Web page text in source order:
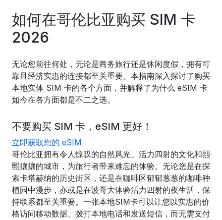
如何在哥伦比亚购买 SIM 卡
2026
无论您前往何处，无论是商务旅行还是休闲度假，拥有可
靠且经济实惠的连接都至关重要。本指南深入探讨了购买
本地实体 SIM 卡的各个方面，并解释了为什么 eSIM 卡
如今在各方面都是不二之选。
不要购买 SIM 卡，eSIM 更好！
立即获取您的 eSIM
哥伦比亚拥有令人惊叹的自然风光、活力四射的文化和熙
熙攘攘的城市，为旅行者带来难忘的体验。无论您是在探
索卡塔赫纳的历史街区，还是在咖啡区郁郁葱葱的咖啡种
植园中漫步，亦或是在波哥大体验活力四射的夜生活，保
持联系都至关重要。一张本地SIM卡可以让您以实惠的价
格访问移动数据、拨打本地电话和发送短信，而无需支付